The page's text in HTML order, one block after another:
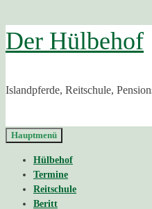
Zurück
zum
Der Hülbehof
Islandpferde, Reitschule,
Hauptmenü
Hülbehof
Termine
Reitschule
Beritt